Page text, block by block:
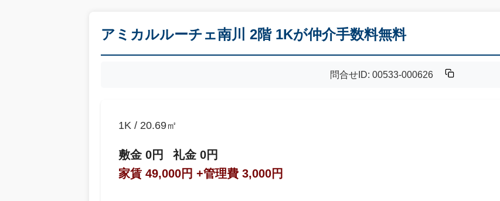
アミカルルーチェ南川 2階 1Kが仲介手数料無料
問合せID: 00533-000626
1K / 20.69㎡
敷金 0円
礼金 0円
家賃 49,000円 +管理費 3,000円